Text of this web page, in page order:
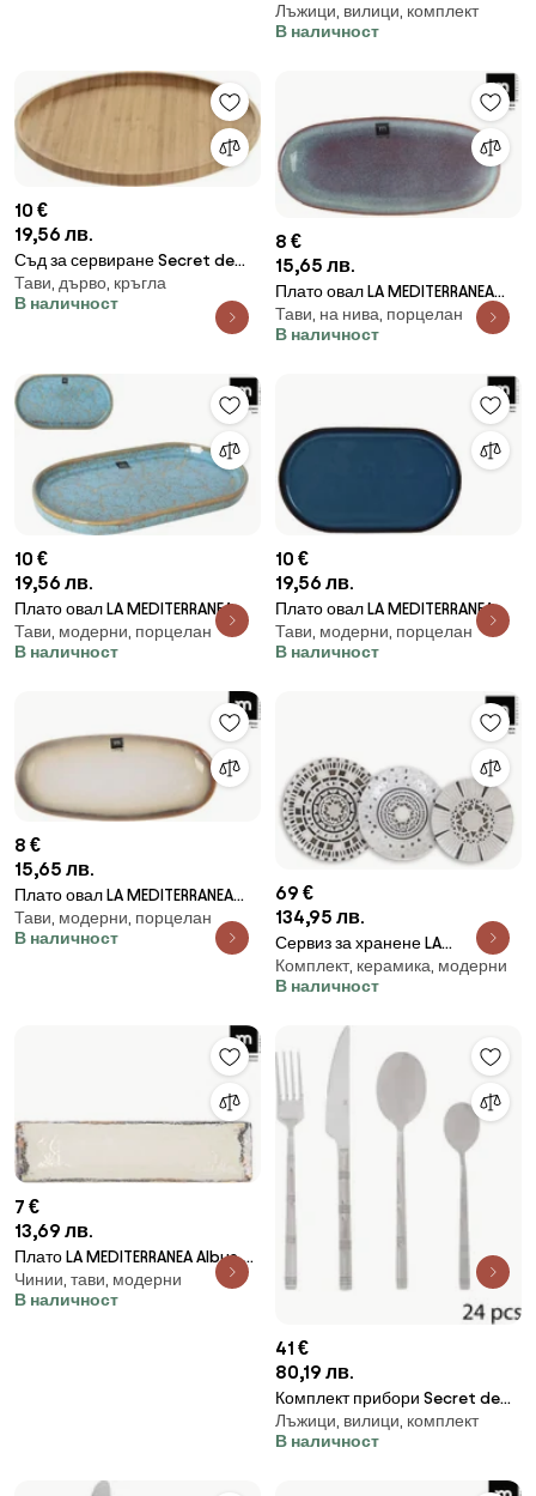
Gourmet Kara, Инокс, 24 части
Лъжици, вилици, комплект
В наличност
10 €
19,56 лв.
Съд за сервиране Secret de
Gourmet, Бамбук, 26.5см
Тави, дърво, кръгла
В наличност
8 €
15,65 лв.
Плато овал LA MEDITERRANEA
Melow, Порцелан - 29x14 cm
Тави, на нива, порцелан
В наличност
10 €
19,56 лв.
Плато овал LA MEDITERRANEA
Scratch Blue, Порцелан - 31×18
cm
Тави, модерни, порцелан
В наличност
10 €
19,56 лв.
Плато овал LA MEDITERRANEA
Chester Blue, Порцелан - 31x18
см
Тави, модерни, порцелан
В наличност
8 €
15,65 лв.
Плато овал LA MEDITERRANEA
Fustam, Порцелан - 30x13 cm
Тави, модерни, порцелан
В наличност
69 €
134,95 лв.
Сервиз за хранене LA
MEDITERRANEA Barocco, 12
части, Керамика
Комплект, керамика, модерни
В наличност
7 €
13,69 лв.
Плато LA MEDITERRANEA Albus,
Порцелан - 30x8 cm
Чинии, тави, модерни
В наличност
41 €
80,19 лв.
Комплект прибори Secret de
Gourmet Bora, Инокс, 24 части
Лъжици, вилици, комплект
В наличност